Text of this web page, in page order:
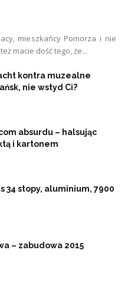
mieszkańcy Pomorza i nie
macie dość tego, że...
kontra muzealne
nie wstyd Ci?
absurdu – halsując
i kartonem
34 stopy, aluminium, 7900
– zabudowa 2015